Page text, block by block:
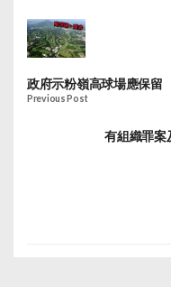
政府示粉嶺高球場應保
Previous Post
有組織罪案